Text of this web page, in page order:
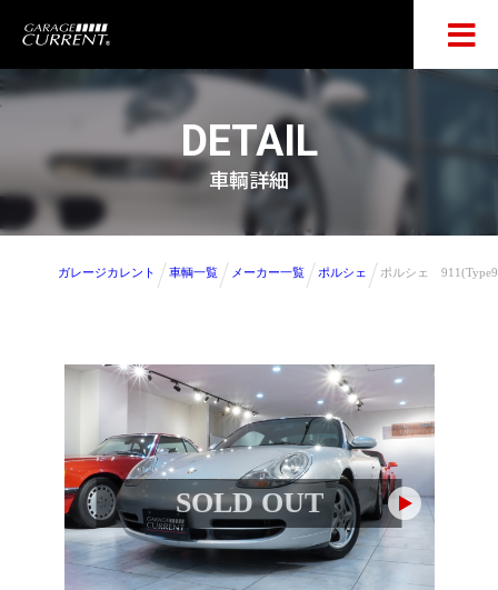
DETAIL
車輌詳細
ガレージカレント 車輌一覧 メーカー一覧 ポルシェ ポルシェ
SOLD OUT